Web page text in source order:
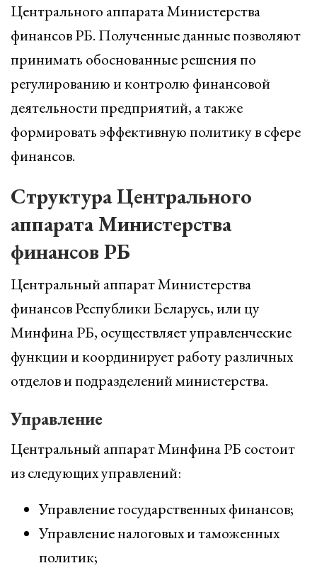
Центрального аппарата Министерства
финансов РБ. Полученные данные позволяют
принимать обоснованные решения по
регулированию и контролю финансовой
деятельности предприятий, а также
формировать эффективную политику в сфере
финансов.
Структура Центрального
аппарата Министерства
финансов РБ
Центральный аппарат Министерства
финансов Республики Беларусь, или цу
Минфина РБ, осуществляет управленческие
функции и координирует работу различных
отделов и подразделений министерства.
Управление
Центральный аппарат Минфина РБ состоит
из следующих управлений:
Управление государственных финансов;
Управление налоговых и таможенных
политик;